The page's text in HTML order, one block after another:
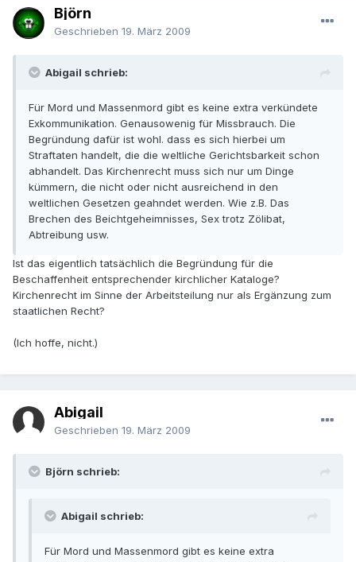
Björn
Geschrieben 19. März 2009
Abigail schrieb:
Für Mord und Massenmord gibt es keine extra verkündete
Exkommunikation. Genausowenig für Missbrauch. Die
Begründung dafür ist wohl. dass es sich hierbei um
Straftaten handelt, die die weltliche Gerichtsbarkeit schon
abhandelt. Das Kirchenrecht muss sich nur um Dinge
kümmern, die nicht oder nicht ausreichend in den
weltlichen Gesetzen geahndet werden. Wie z.B. Das
Brechen des Beichtgeheimnisses, Sex trotz Zölibat,
Abtreibung usw.
Ist das eigentlich tatsächlich die Begründung für die
Beschaffenheit entsprechender kirchlicher Kataloge?
Kirchenrecht im Sinne der Arbeitsteilung nur als Ergänzung zum
staatlichen Recht?
(Ich hoffe, nicht.)
Abigail
Geschrieben 19. März 2009
Björn schrieb:
Abigail schrieb:
Für Mord und Massenmord gibt es keine extra